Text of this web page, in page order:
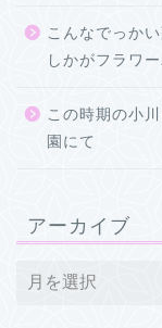
こんなでっか
しかがフラワ
この時期の小
園にて
アーカイブ